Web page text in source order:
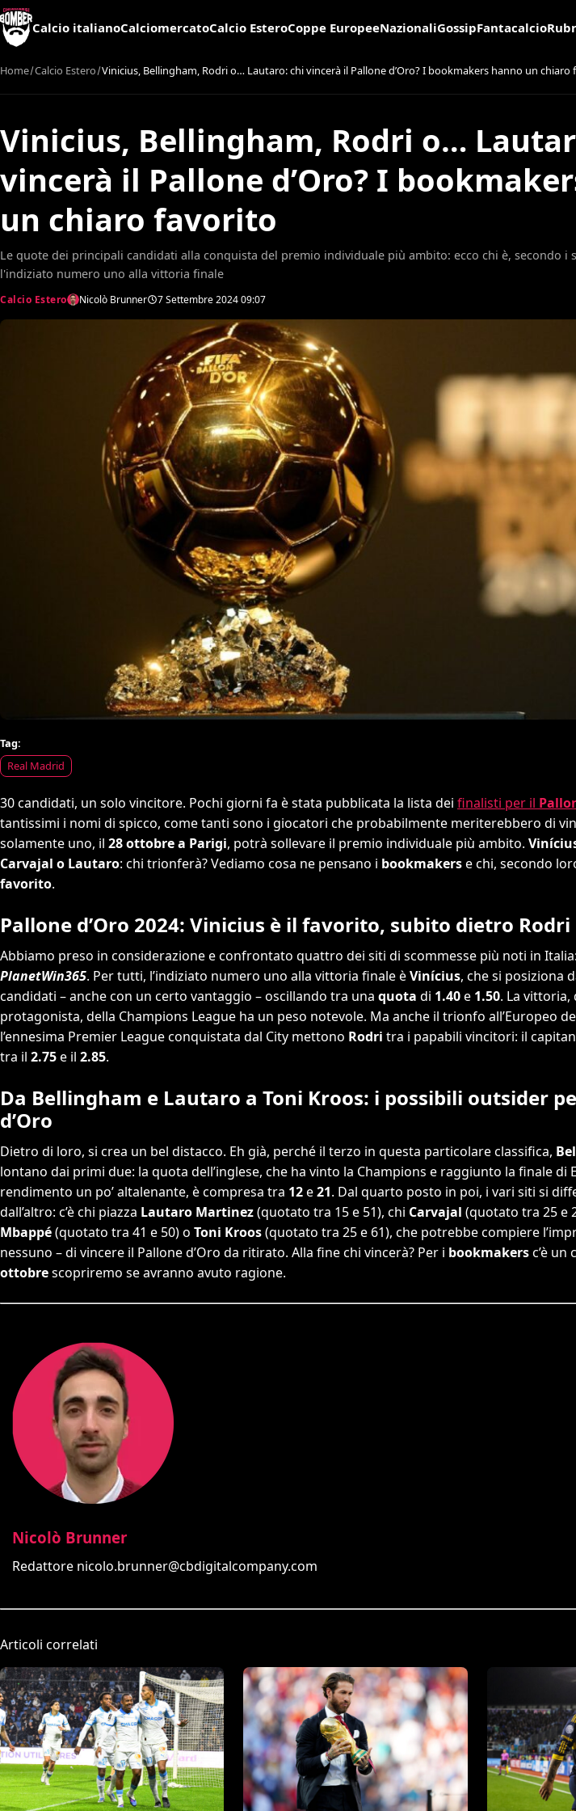
Calcio italianoCalciomercatoCalcio EsteroCoppe EuropeeNazionaliGossipFantacalcio
Home Calcio Estero Vinicius, Bellingham, Rodri o… Lautaro: chi vincerà il Pallone d’Oro? I bookmakers hanno un chiaro
Vinicius, Bellingham, Rodri o…
vincerà il Pallone d’Oro? I
un chiaro favorito
Le quote dei principali candidati alla conquista del premio individuale più ambito: ecco chi è, secondo i
l'indiziato numero uno alla vittoria finale
Calcio Estero Nicolò Brunner 7 Settembre 2024 09:07
Tag:
Real Madrid
30 candidati, un solo vincitore. Pochi giorni fa è stata pubblicata la lista dei finalisti per il
tantissimi i nomi di spicco, come tanti sono i giocatori che probabilmente meriterebbero di
solamente uno, il 28 ottobre a Parigi, potrà sollevare il premio individuale più ambito.
Carvajal o Lautaro: chi trionferà? Vediamo cosa ne pensano i bookmakerse chi, secondo
favorito.
Pallone d’Oro 2024: Vinicius è il favorito, subito dietro Rodri
Abbiamo preso in considerazione e confrontato quattro dei siti di scommesse più noti in Italia:
PlanetWin365. Per tutti, l’indiziato numero uno alla vittoria finale èVinícius, che si posiziona
candidati – anche con un certo vantaggio – oscillando tra una quota di 1.40e 1.50. La vittoria,
protagonista, della Champions League ha un peso notevole. Ma anche il trionfo all’Europeo
l’ennesima Premier League conquistata dal City mettono Rodri tra i papabili vincitori: il
tra il 2.75e il 2.85.
Da Bellingham e Lautaro a Toni Kroos: i possibili outsider
d’Oro
Dietro di loro, si crea un bel distacco. Eh già, perché il terzo in questa particolare classifica,
lontano dai primi due: la quota dell’inglese, che ha vinto la Champions e raggiunto la finale di
rendimento un po’ altalenante, è compresa tra 12e21. Dal quarto posto in poi, i vari siti si
dall’altro: c’è chi piazza Lautaro Martinez(quotato tra 15 e 51), chi Carvajal (quotato tra 25 e
Mbappé(quotato tra 41 e 50) o Toni Kroos(quotato tra 25 e 61), che potrebbe compiere
nessuno – di vincere il Pallone d’Oro da ritirato. Alla fine chi vincerà? Per i bookmakersc’è
ottobrescopriremo se avranno avuto ragione.
Nicolò Brunner
Redattore nicolo.brunner@cbdigitalcompany.com
Articoli correlati